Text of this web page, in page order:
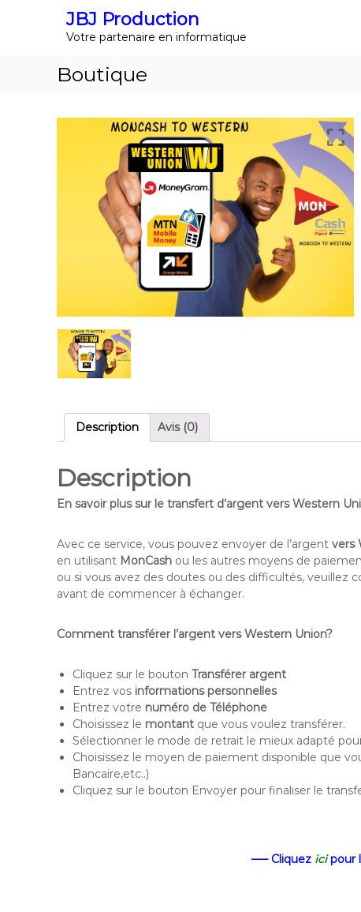
JBJ Production
Votre partenaire en informatique
Boutique
Description Avis (0)
Description
En savoir plus sur le transfert d’argent vers Western
Avec ce service, vous pouvez envoyer de l’argent vers
en utilisant MonCash ou les autres moyens de
ou si vous avez des doutes ou des difficultés, veuillez
avant de commencer à échanger.
Comment transférer l’argent vers Western Union?
Cliquez sur le bouton Transférer argent
Entrez vos informations personnelles
Entrez votre numéro de Téléphone
Choisissez le montant que vous voulez transférer.
Sélectionner le mode de retrait le mieux adapté
Choisissez le moyen de paiement disponible que
Bancaire,etc..)
Cliquez sur le bouton Envoyer pour finaliser le
—– Cliquez icipour